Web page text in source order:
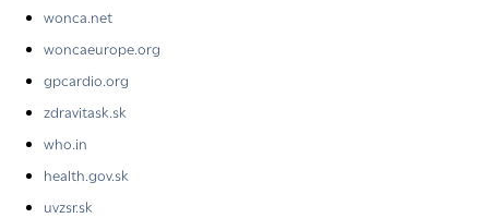
wonca.net
woncaeurope.org
gpcardio.org
zdravitask.sk
who.in
health.gov.sk
uvzsr.sk